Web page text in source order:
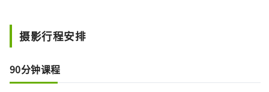
摄影行程安排
90分钟课程